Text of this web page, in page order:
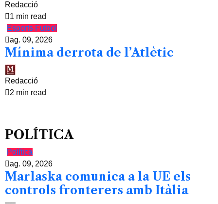
Redacció
1 min read
Esports Futbol
ag. 09, 2026
Mínima derrota de l’Atlètic
Redacció
2 min read
POLÍTICA
Política
ag. 09, 2026
Marlaska comunica a la UE els
controls fronterers amb Itàlia